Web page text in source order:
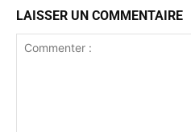
LAISSER UN COMMENTAIRE